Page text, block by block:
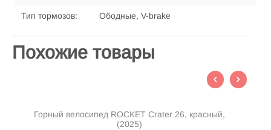
Тип тормозов: Ободные, V-brake
Похожие товары
Горный велосипед ROCKET Crater 26, красный,
(2025)